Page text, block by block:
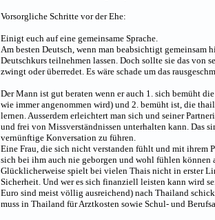
Vorsorgliche Schritte vor der Ehe:
Einigt euch auf eine gemeinsame Sprache.
Am besten Deutsch, wenn man beabsichtigt gemeinsam
Deutschkurs teilnehmen lassen. Doch sollte sie das von
zwingt oder überredet. Es wäre schade um das
Der Mann ist gut beraten wenn er auch 1. sich bemüht
wie immer angenommen wird) und 2. bemüht ist, die
lernen. Ausserdem erleichtert man sich und seiner
und frei von Missverständnissen unterhalten kann. Das
vernünftige Konversation zu führen.
Eine Frau, die sich nicht verstanden fühlt und mit ihrem
sich bei ihm auch nie geborgen und wohl fühlen
Glücklicherweise spielt bei vielen Thais nicht in erster
Sicherheit. Und wer es sich finanziell leisten kann wird
Euro sind meist völlig ausreichend) nach Thailand
muss in Thailand für Arztkosten sowie Schul- und